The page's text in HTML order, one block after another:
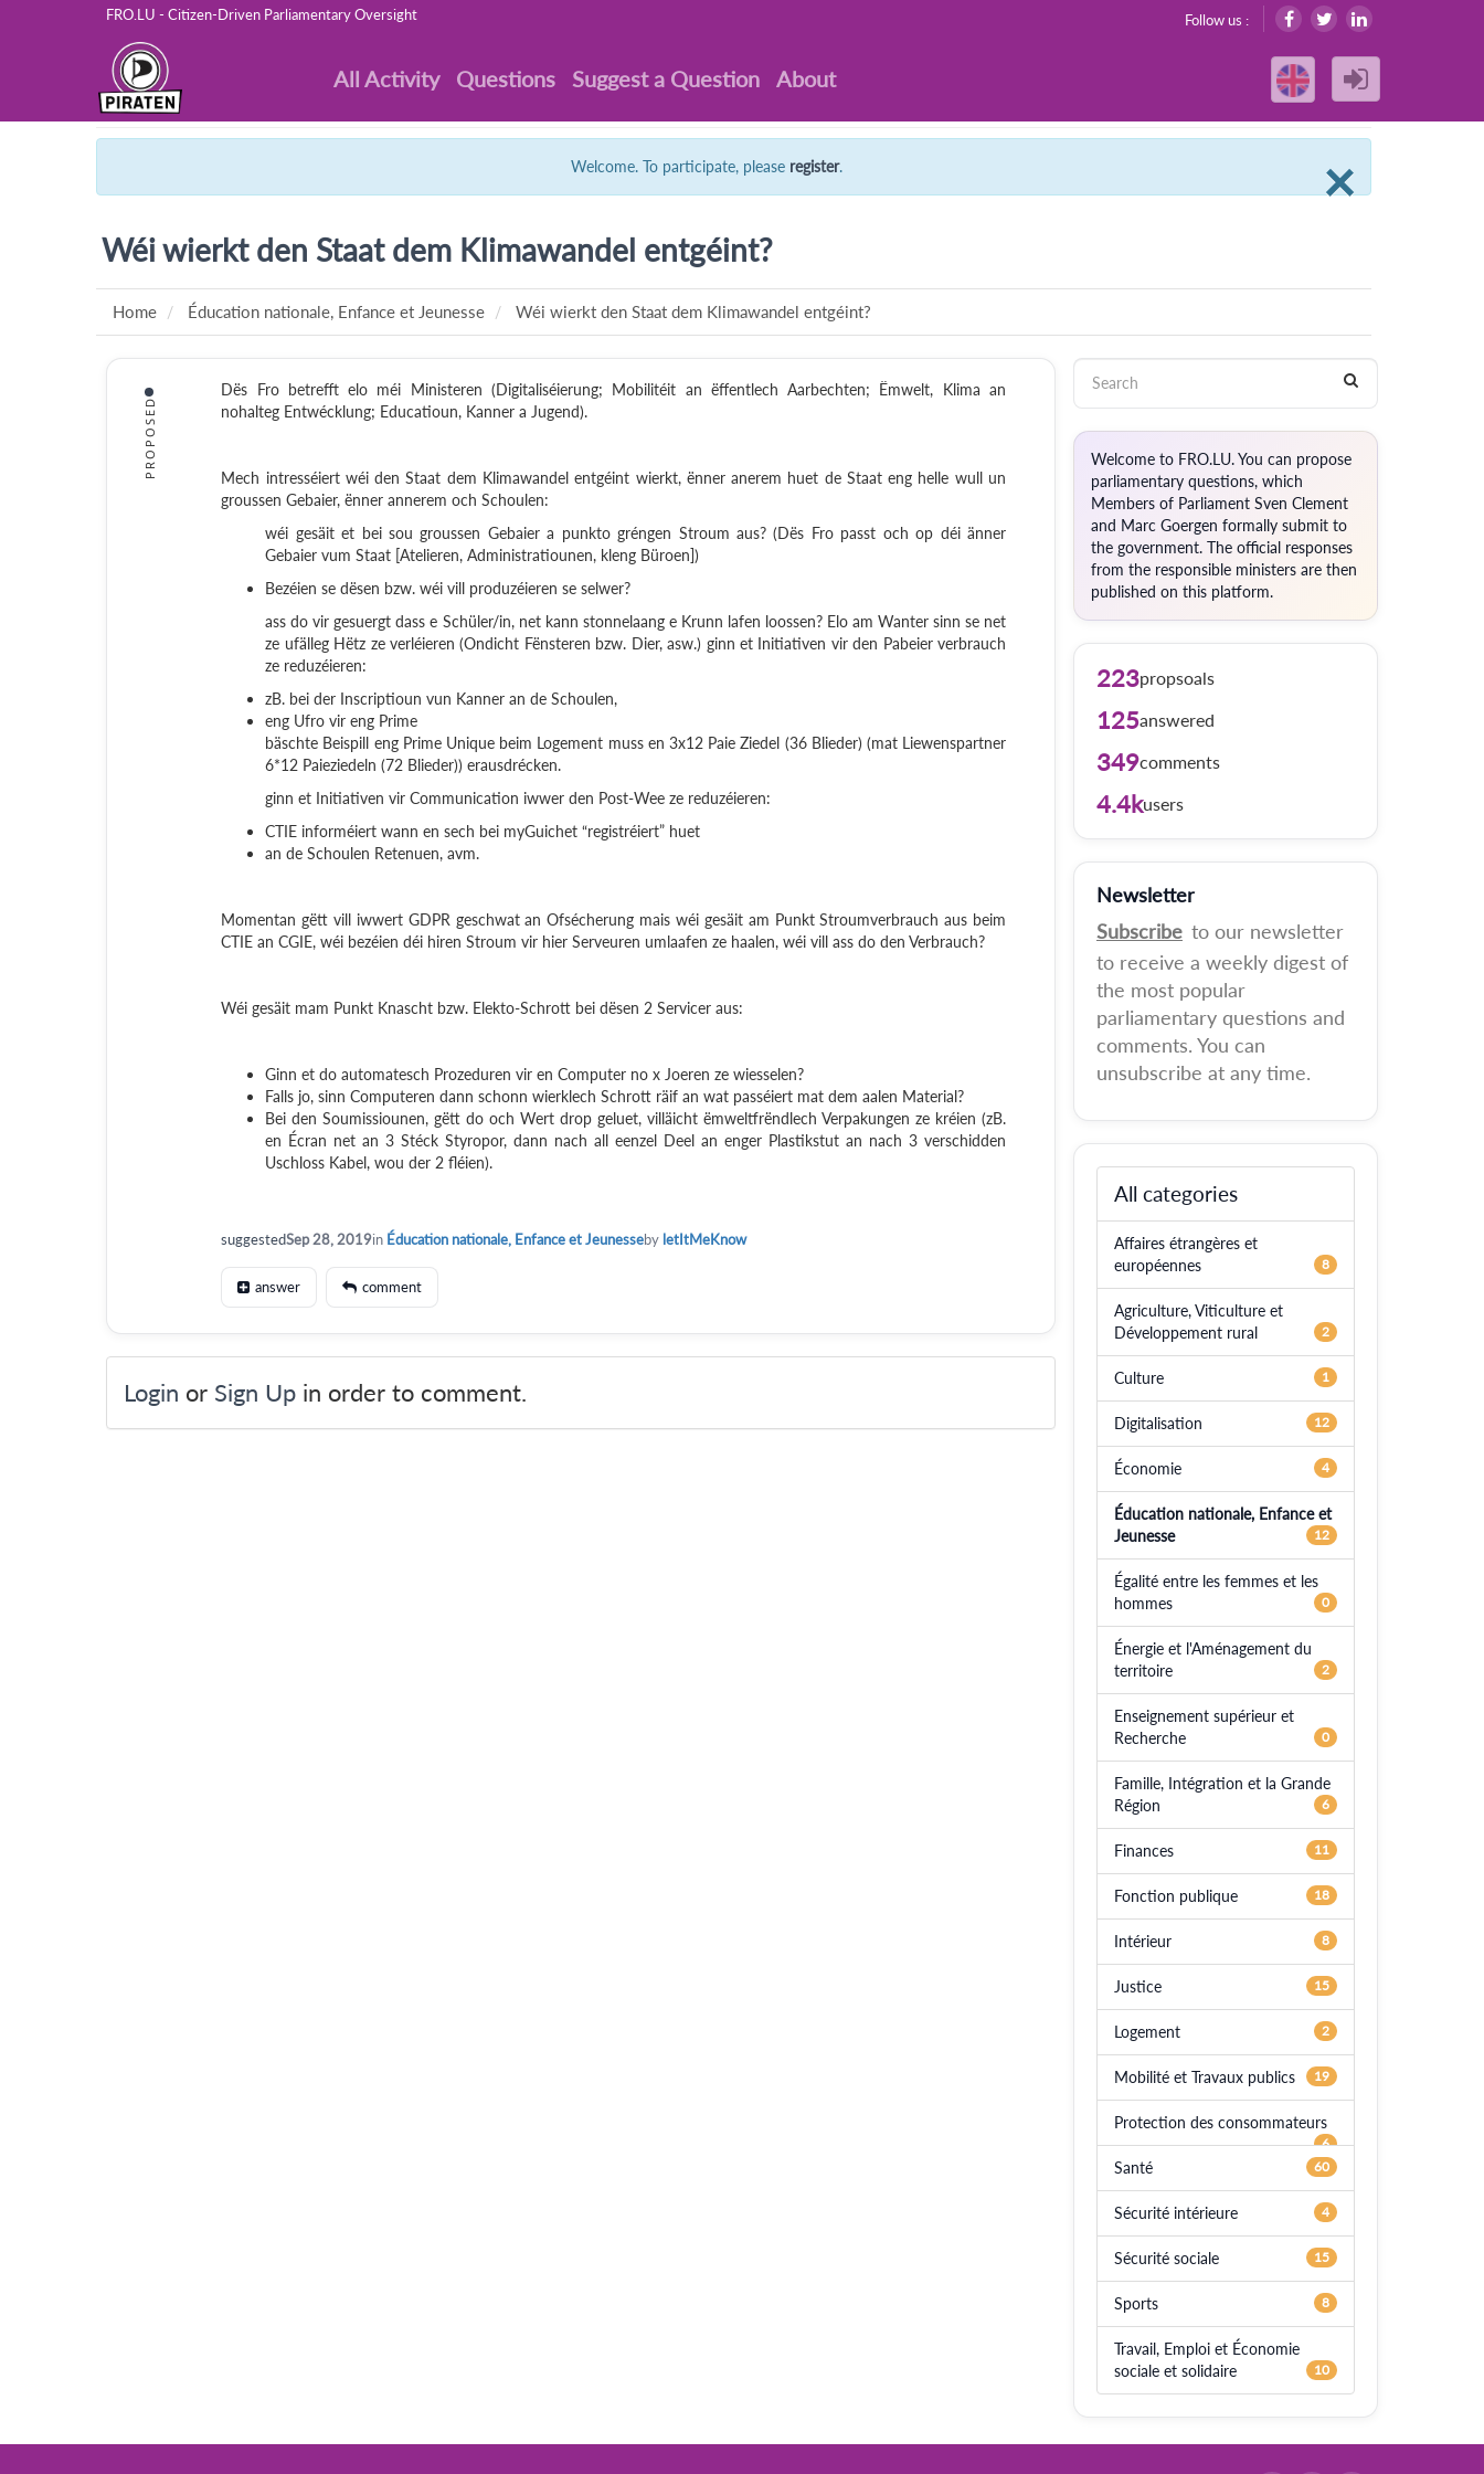
FRO.LU - Citizen-Driven Parliamentary Oversight Follow us :
All Activity Questions Suggest a Question About
×
Welcome. To participate, please register.
Wéi wierkt den Staat dem Klimawandel entgéint?
Home Éducation nationale, Enfance et Jeunesse Wéi wierkt den Staat dem Klimawandel entgéint?
PROPOSED
Dës Fro betrefft elo méi Ministeren (Digitaliséierung; Mobilitéit an ëffentlech Aarbechten; Ëmwelt, Klima an
nohalteg Entwécklung; Educatioun, Kanner a Jugend).
Mech intresséiert wéi den Staat dem Klimawandel entgéint wierkt, ënner anerem huet de Staat eng helle wull un
groussen Gebaier, ënner annerem och Schoulen:
wéi gesäit et bei sou groussen Gebaier a punkto gréngen Stroum aus? (Dës Fro passt och op déi änner
Gebaier vum Staat [Atelieren, Administratiounen, kleng Büroen])
Bezéien se dësen bzw. wéi vill produzéieren se selwer?
ass do vir gesuergt dass e Schüler/in, net kann stonnelaang e Krunn lafen loossen? Elo am Wanter sinn se net
ze ufälleg Hëtz ze verléieren (Ondicht Fënsteren bzw. Dier, asw.) ginn et Initiativen vir den Pabeier verbrauch
ze reduzéieren:
zB. bei der Inscriptioun vun Kanner an de Schoulen,
eng Ufro vir eng Prime
bäschte Beispill eng Prime Unique beim Logement muss en 3x12 Paie Ziedel (36 Blieder) (mat Liewenspartner
6*12 Paieziedeln (72 Blieder)) erausdrécken.
ginn et Initiativen vir Communication iwwer den Post-Wee ze reduzéieren:
CTIE informéiert wann en sech bei myGuichet “registréiert” huet
an de Schoulen Retenuen, avm.
Momentan gëtt vill iwwert GDPR geschwat an Ofsécherung mais wéi gesäit am Punkt Stroumverbrauch aus beim
CTIE an CGIE, wéi bezéien déi hiren Stroum vir hier Serveuren umlaafen ze haalen, wéi vill ass do den Verbrauch?
Wéi gesäit mam Punkt Knascht bzw. Elekto-Schrott bei dësen 2 Servicer aus:
Ginn et do automatesch Prozeduren vir en Computer no x Joeren ze wiesselen?
Falls jo, sinn Computeren dann schonn wierklech Schrott räif an wat passéiert mat dem aalen Material?
Bei den Soumissiounen, gëtt do och Wert drop geluet, villäicht ëmweltfrëndlech Verpakungen ze kréien (zB.
en Écran net an 3 Stéck Styropor, dann nach all eenzel Deel an enger Plastikstut an nach 3 verschidden
Uschloss Kabel, wou der 2 fléien).
suggestedSep 28, 2019in Éducation nationale, Enfance et Jeunesseby letItMeKnow
answer comment
Login or Sign Up in order to comment.
Welcome to FRO.LU. You can propose
parliamentary questions, which
Members of Parliament Sven Clement
and Marc Goergen formally submit to
the government. The official responses
from the responsible ministers are then
published on this platform.
223propsoals
125answered
349comments
4.4kusers
Newsletter
Subscribe to our newsletter
to receive a weekly digest of
the most popular
parliamentary questions and
comments. You can
unsubscribe at any time.
All categories
Affaires étrangères et
européennes
8
Agriculture, Viticulture et
Développement rural
2
Culture 1
Digitalisation 12
Économie 4
Éducation nationale, Enfance et
Jeunesse
12
Égalité entre les femmes et les
hommes
0
Énergie et l'Aménagement du
territoire
2
Enseignement supérieur et
Recherche
0
Famille, Intégration et la Grande
Région
6
Finances 11
Fonction publique 18
Intérieur 8
Justice 15
Logement 2
Mobilité et Travaux publics 19
Protection des consommateurs
6
Santé 60
Sécurité intérieure 4
Sécurité sociale 15
Sports 8
Travail, Emploi et Économie
sociale et solidaire
10